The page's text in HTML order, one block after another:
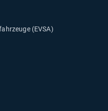
(EVSA)